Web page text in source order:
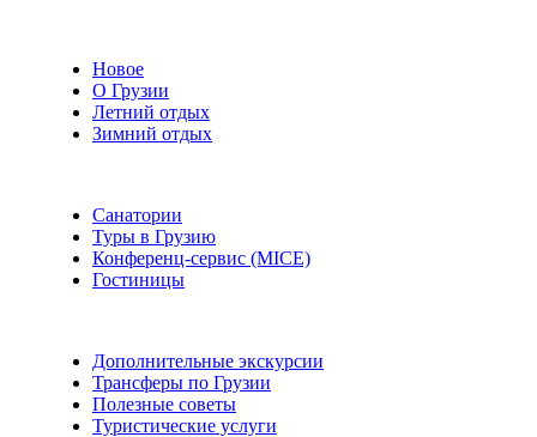
Новое
О Грузии
Летний отдых
Зимний отдых
Санатории
Туры в Грузию
Конференц-сервис (MICE)
Гостиницы
Дополнительные экскурсии
Трансферы по Грузии
Полезные советы
Туристические услуги